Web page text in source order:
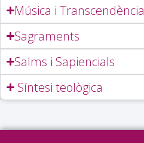
Música i Transcendència
Sagraments
Salms i Sapiencials
Síntesi teològica